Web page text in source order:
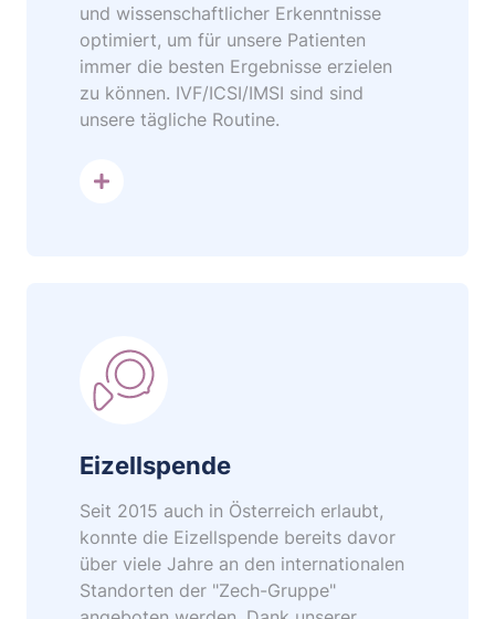
und wissenschaftlicher Erkenntnisse
optimiert, um für unsere Patienten
immer die besten Ergebnisse erzielen
zu können. IVF/ICSI/IMSI sind sind
unsere tägliche Routine.
Eizellspende
Seit 2015 auch in Österreich erlaubt,
konnte die Eizellspende bereits davor
über viele Jahre an den internationalen
Standorten der "Zech-Gruppe"